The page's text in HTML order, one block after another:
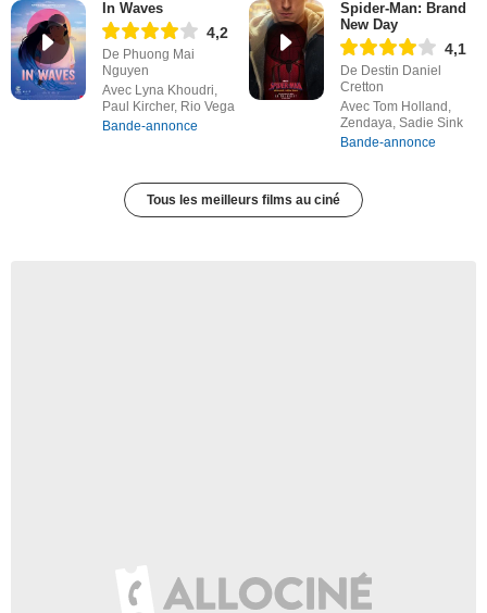
In Waves
4,2
De Phuong Mai
Nguyen
Avec Lyna Khoudri,
Paul Kircher, Rio Vega
Bande-annonce
Spider-Man: Brand
New Day
4,1
De Destin Daniel
Cretton
Avec Tom Holland,
Zendaya, Sadie Sink
Bande-annonce
Tous les meilleurs films au ciné